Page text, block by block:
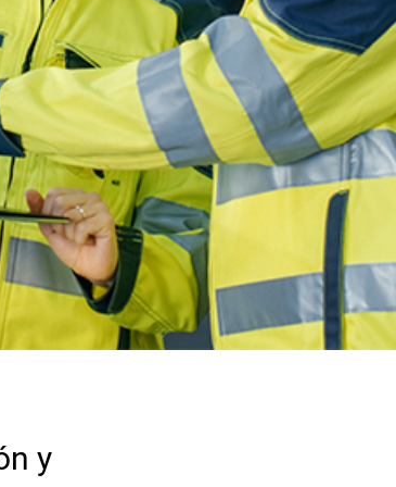
Preguntas frecuentes
Solicitar cotización
y